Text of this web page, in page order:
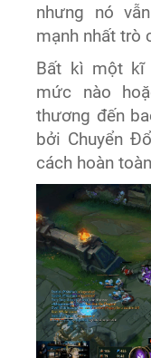
nhưng nó
mạnh nhất trò
Bất kì một kĩ
mức nào
thương đến
bởi Chuyển
cách hoàn